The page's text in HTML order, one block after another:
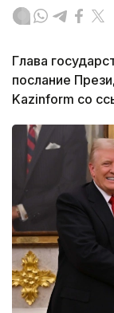
Глава
послание
Kazinform со